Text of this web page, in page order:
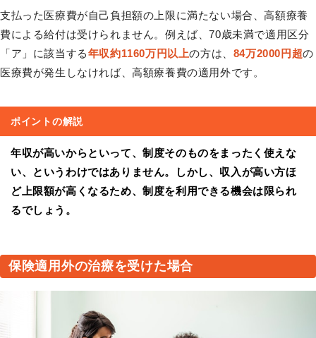
支払った医療費が自己負担額の上限に満たない場合、高額療養
費による給付は受けられません。例えば、70歳未満で適用区分
「ア」に該当する年収約1160万円以上の方は、 84万2000円超の
医療費が発生しなければ、高額療養費の適用外です。
ポイントの解説
年収が高いからといって、制度そのものをまったく使えな
い、というわけではありません。しかし、収入が高い方ほ
ど上限額が高くなるため、制度を利用できる機会は限られ
るでしょう。
保険適用外の治療を受けた場合